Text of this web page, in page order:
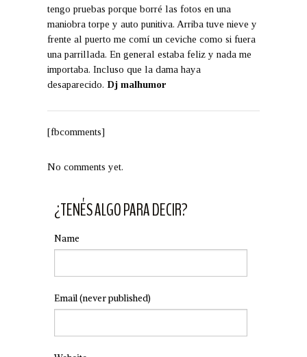
tengo pruebas porque borré las fotos en una
maniobra torpe y auto punitiva. Arriba tuve nieve y
frente al puerto me comí un ceviche como si fuera
una parrillada. En general estaba feliz y nada me
importaba. Incluso que la dama haya
desaparecido. Dj malhumor
[fbcomments]
No comments yet.
¿TENÉS ALGO PARA DECIR?
Name
Email(never published)